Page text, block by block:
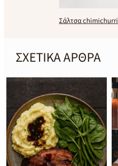
Σάλτσα chimichurri
ΣΧΕΤΙΚΑ ΑΡΘΡΑ